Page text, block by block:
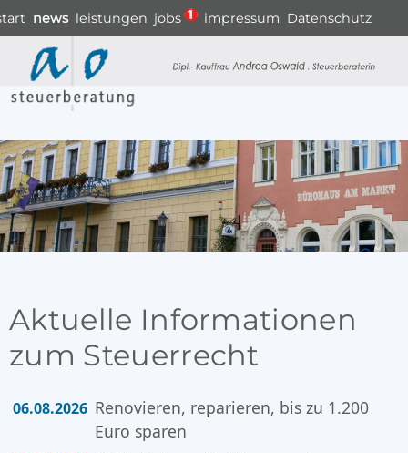
news leistungen jobs impressum Datenschutz
Aktuelle Informationen
zum Steuerrecht
06.08.2026 Renovieren, reparieren, bis zu 1.200
Euro sparen